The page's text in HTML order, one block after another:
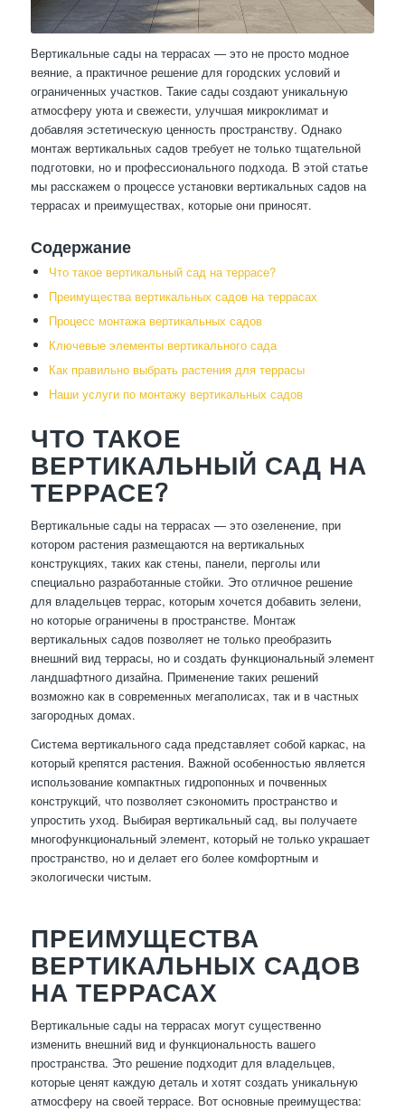
Вертикальные сады на террасах — это не просто модное
веяние, а практичное решение для городских условий и
ограниченных участков. Такие сады создают уникальную
атмосферу уюта и свежести, улучшая микроклимат и
добавляя эстетическую ценность пространству. Однако
монтаж вертикальных садов требует не только тщательной
подготовки, но и профессионального подхода. В этой статье
мы расскажем о процессе установки вертикальных садов на
террасах и преимуществах, которые они приносят.
Содержание
Что такое вертикальный сад на террасе?
Преимущества вертикальных садов на террасах
Процесс монтажа вертикальных садов
Ключевые элементы вертикального сада
Как правильно выбрать растения для террасы
Наши услуги по монтажу вертикальных садов
ЧТО ТАКОЕ
ВЕРТИКАЛЬНЫЙ САД НА
ТЕРРАСЕ?
Вертикальные сады на террасах — это озеленение, при
котором растения размещаются на вертикальных
конструкциях, таких как стены, панели, перголы или
специально разработанные стойки. Это отличное решение
для владельцев террас, которым хочется добавить зелени,
но которые ограничены в пространстве. Монтаж
вертикальных садов позволяет не только преобразить
внешний вид террасы, но и создать функциональный элемент
ландшафтного дизайна. Применение таких решений
возможно как в современных мегаполисах, так и в частных
загородных домах.
Система вертикального сада представляет собой каркас, на
который крепятся растения. Важной особенностью является
использование компактных гидропонных и почвенных
конструкций, что позволяет сэкономить пространство и
упростить уход. Выбирая вертикальный сад, вы получаете
многофункциональный элемент, который не только украшает
пространство, но и делает его более комфортным и
экологически чистым.
ПРЕИМУЩЕСТВА
ВЕРТИКАЛЬНЫХ САДОВ
НА ТЕРРАСАХ
Вертикальные сады на террасах могут существенно
изменить внешний вид и функциональность вашего
пространства. Это решение подходит для владельцев,
которые ценят каждую деталь и хотят создать уникальную
атмосферу на своей террасе. Вот основные преимущества: